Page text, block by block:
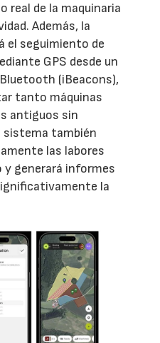
real de la maquinaria
Además, la
el seguimiento de
GPS desde un
(iBeacons),
tanto máquinas
antiguos sin
sistema también
las labores
y generará informes
la